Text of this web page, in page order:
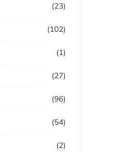
(23)
(102)
(1)
(27)
(96)
(54)
(2)